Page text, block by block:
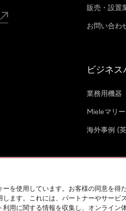
販売・設置
お問い合わ
ビジネス
業務用機器
Mieleマリ
海外事例 (
クッキー設定
を使用しています。お客様の同意を得
ます。これには、パートナーやサービ
用に関する情報を収集し、オンライン